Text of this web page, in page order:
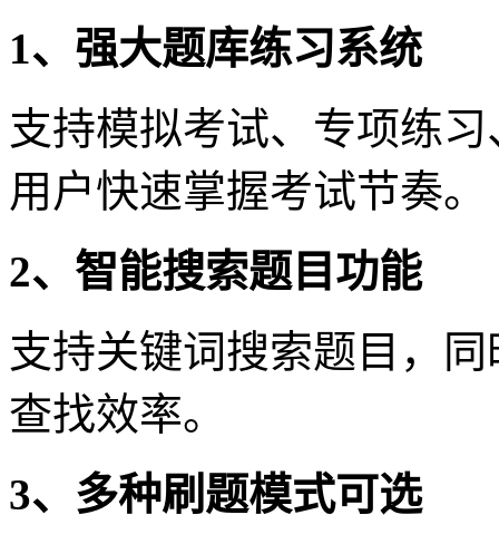
1、强大题库练习系统
支持模拟考试、专项练
用户快速掌握考试节奏。
2、智能搜索题目功能
支持关键词搜索题目，
查找效率。
3、多种刷题模式可选